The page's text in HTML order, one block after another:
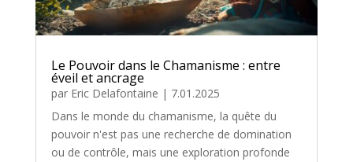
Le Pouvoir dans le Chamanisme : entre
éveil et ancrage
par Eric Delafontaine | 7.01.2025
Dans le monde du chamanisme, la quête du
pouvoir n'est pas une recherche de domination
ou de contrôle, mais une exploration profonde